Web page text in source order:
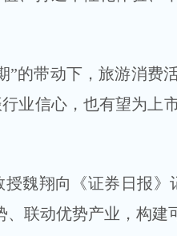
”的带动下，旅游消费
业信心，也有望为上
魏翔向《证券日报》
联动优势产业，构建